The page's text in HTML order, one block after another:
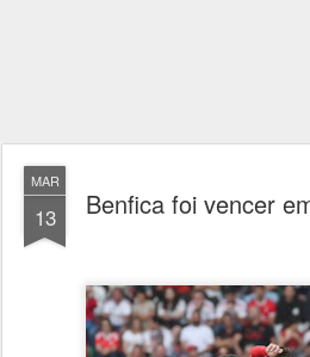
MAR
13 Benfica foi vencer